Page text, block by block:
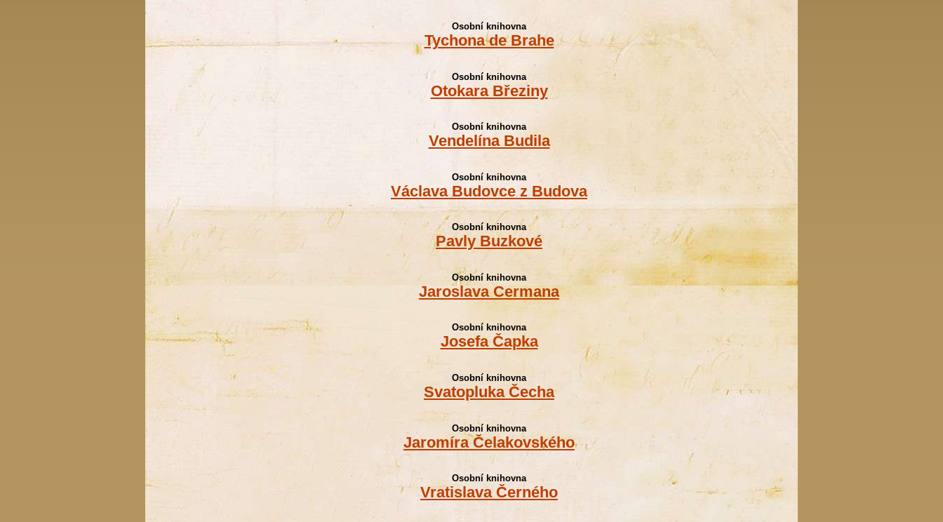
Osobní knihovna
Tychona de Brahe
Osobní knihovna
Otokara Březiny
Osobní knihovna
Vendelína Budila
Osobní knihovna
Václava Budovce z Budova
Osobní knihovna
Pavly Buzkové
Osobní knihovna
Jaroslava Cermana
Osobní knihovna
Josefa Čapka
Osobní knihovna
Svatopluka Čecha
Osobní knihovna
Jaromíra Čelakovského
Osobní knihovna
Vratislava Černého